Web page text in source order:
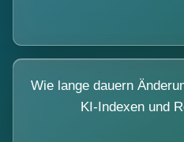
Wie lange dauern
KI-Indexen und